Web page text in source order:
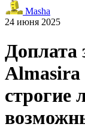
Masha
24 июня 2025
Доплата
Almasira
строгие